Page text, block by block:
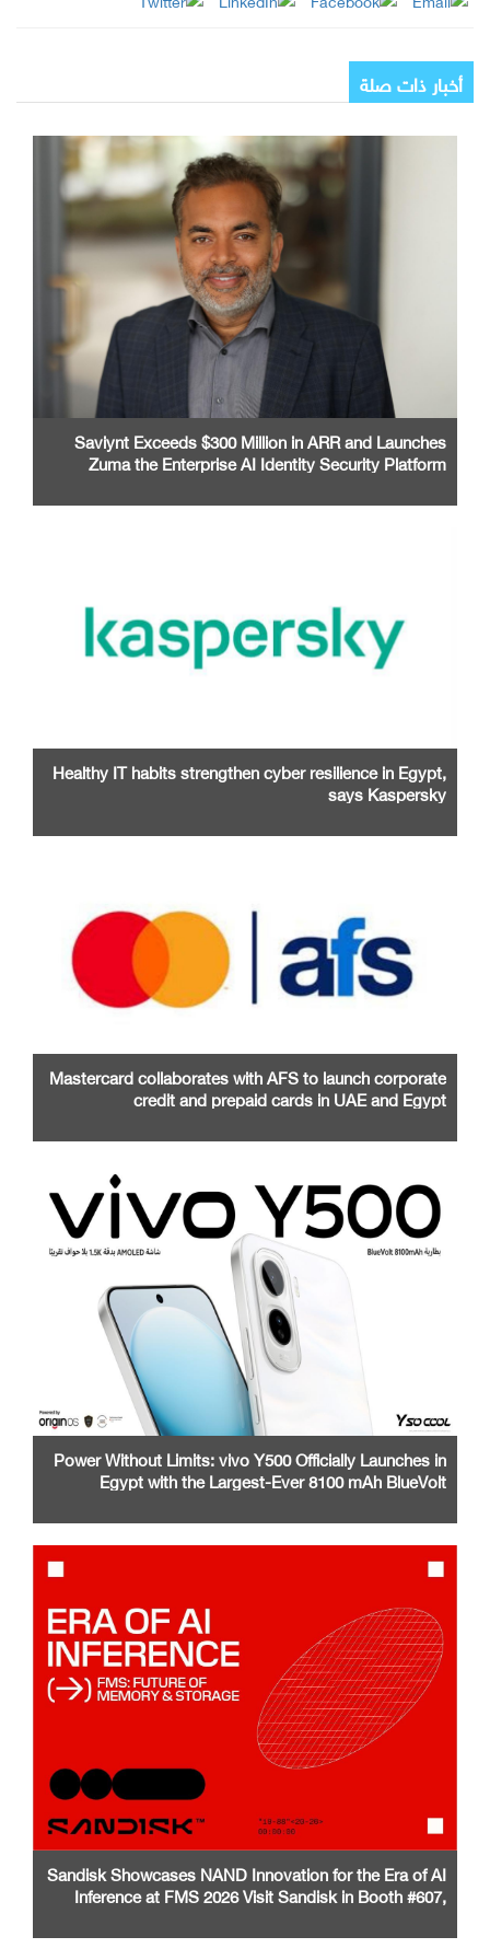
أخبار ذات صلة
Saviynt Exceeds $300 Million in ARR and Launches
Zuma the Enterprise AI Identity Security Platform
Healthy IT habits strengthen cyber resilience in Egypt,
says Kaspersky
Mastercard collaborates with AFS to launch corporate
credit and prepaid cards in UAE and Egypt
Power Without Limits: vivo Y500 Officially Launches in
Egypt with the Largest-Ever 8100 mAh BlueVolt
Sandisk Showcases NAND Innovation for the Era of AI
Inference at FMS 2026 Visit Sandisk in Booth #607,